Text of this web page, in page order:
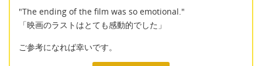
"The ending of the film was so emotional."
「映画のラストはとても感動的でした」
ご参考になれば幸いです。